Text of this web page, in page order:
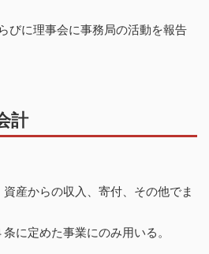
びに理事会に事務局の活動を報告
計
産からの収入、寄付、その他でま
に定めた事業にのみ用いる。